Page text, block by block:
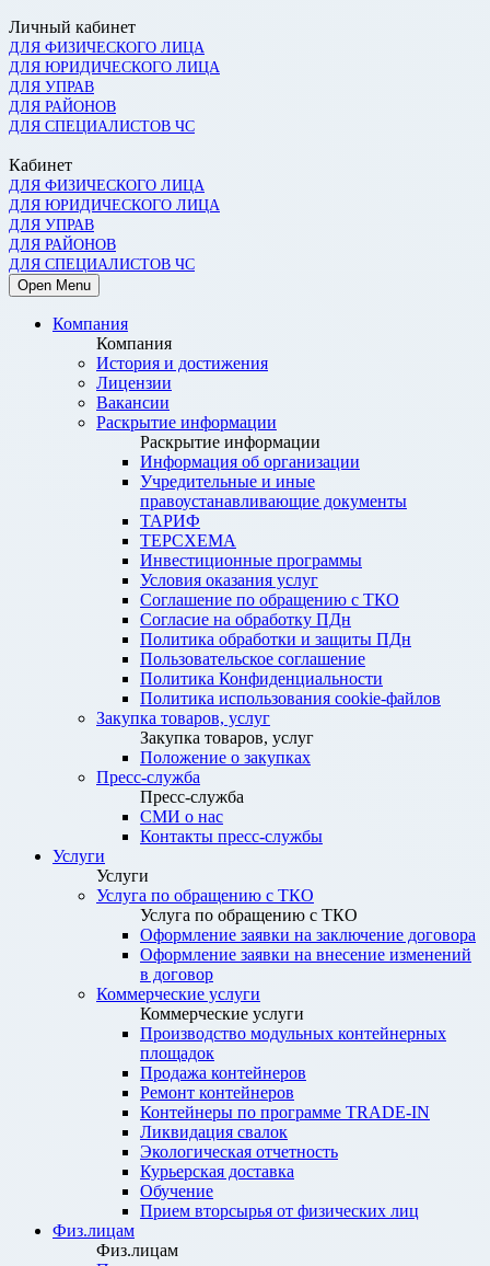
Личный кабинет
ДЛЯ ФИЗИЧЕСКОГО ЛИЦА
ДЛЯ ЮРИДИЧЕСКОГО ЛИЦА
ДЛЯ УПРАВ
ДЛЯ РАЙОНОВ
ДЛЯ СПЕЦИАЛИСТОВ ЧС
Кабинет
ДЛЯ ФИЗИЧЕСКОГО ЛИЦА
ДЛЯ ЮРИДИЧЕСКОГО ЛИЦА
ДЛЯ УПРАВ
ДЛЯ РАЙОНОВ
ДЛЯ СПЕЦИАЛИСТОВ ЧС
Open Menu
Компания
Компания
История и достижения
Лицензии
Вакансии
Раскрытие информации
Раскрытие информации
Информация об организации
Учредительные и иные
правоустанавливающие документы
ТАРИФ
ТЕРСХЕМА
Инвестиционные программы
Условия оказания услуг
Соглашение по обращению с ТКО
Согласие на обработку ПДн
Политика обработки и защиты ПДн
Пользовательское соглашение
Политика Конфиденциальности
Политика использования cookie-файлов
Закупка товаров, услуг
Закупка товаров, услуг
Положение о закупках
Пресс-служба
Пресс-служба
СМИ о нас
Контакты пресс-службы
Услуги
Услуги
Услуга по обращению с ТКО
Услуга по обращению с ТКО
Оформление заявки на заключение договора
Оформление заявки на внесение изменений
в договор
Коммерческие услуги
Коммерческие услуги
Производство модульных контейнерных
площадок
Продажа контейнеров
Ремонт контейнеров
Контейнеры по программе TRADE-IN
Ликвидация свалок
Экологическая отчетность
Курьерская доставка
Обучение
Прием вторсырья от физических лиц
Физ.лицам
Физ.лицам